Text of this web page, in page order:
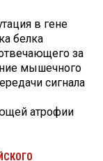
в гене
белка
за
мышечного
сигнала
атрофии